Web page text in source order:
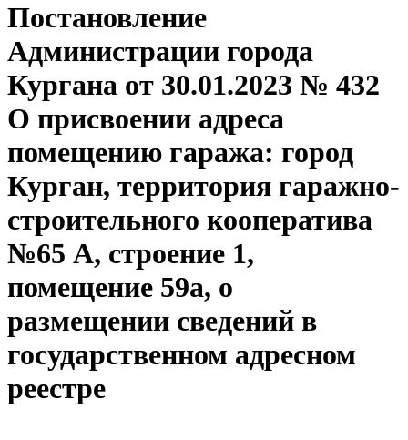
Постановление
Администрации города
Кургана от 30.01.2023 № 432
О присвоении адреса
помещению гаража: город
Курган, территория гаражно-
строительного кооператива
№65 А, строение 1,
помещение 59а, о
размещении сведений в
государственном адресном
реестре